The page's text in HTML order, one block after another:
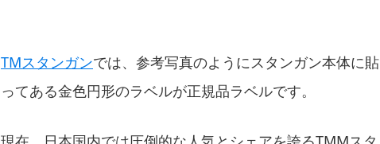
TMスタンガンでは、参考写真のようにスタンガン本体に貼
ってある金色円形のラベルが正規品ラベルです。